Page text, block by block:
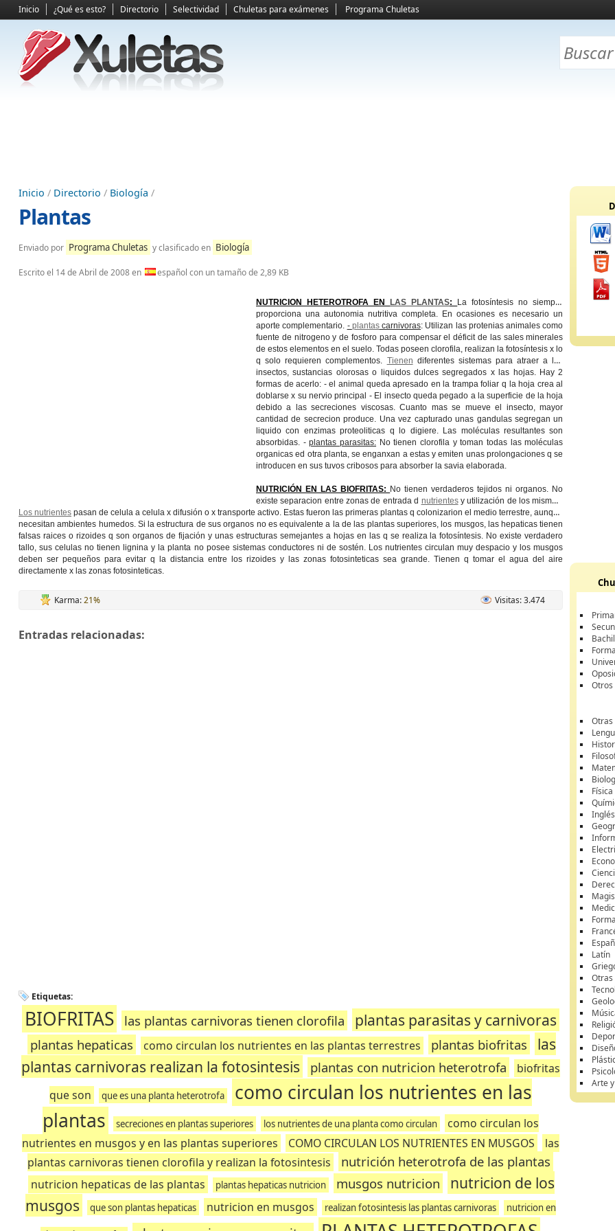
Inicio ¿Qué es esto? Directorio Selectividad Chuletas para exámenes Programa Chuletas
Inicio / Directorio / Biología /
Plantas
Enviado por Programa Chuletas y clasificado en Biología
Escrito el 14 de Abril de 2008en español con un tamaño de 2,89 KB
NUTRICION HETEROTROFA EN LAS PLANTAS:
La fotosíntesis no siempre
proporciona una autonomia nutritiva completa. En ocasiones es necesario un
aporte complementario. - plantascarnivoras: Utilizan las protenias animales como
fuente de nitrogeno y de fosforo para compensar el déficit de las sales minerales
de estos elementos en el suelo. Todas poseen clorofila, realizan la fotosíntesis x lo
q solo requieren complementos. Tienen diferentes sistemas para atraer a los
insectos, sustancias olorosas o liquidos dulces segregados x las hojas. Hay 2
formas de acerlo: - el animal queda apresado en la trampa foliar q la hoja crea al
doblarse x su nervio principal - El insecto queda pegado a la superficie de la hoja
debido a las secreciones viscosas. Cuanto mas se mueve el insecto, mayor
cantidad de secrecion produce. Una vez capturado unas gandulas segregan un
liquido con enzimas proteoliticas q lo digiere. Las moléculas resultantes son
absorbidas. -plantas parasitas: No tienen clorofila y toman todas las moléculas
organicas ed otra planta, se enganxan a estas y emiten unas prolongaciones q se
introducen en sus tuvos cribosos para absorber la savia elaborada.
NUTRICIÓN EN LAS BIOFRITAS: No tienen verdaderos tejidos ni organos. No
existe separacion entre zonas de entrada d nutrientesy utilización de los mismos.
Los nutrientes pasan de celula a celula x difusión o x transporte activo. Estas fueron las primeras plantas q colonizarion el medio terrestre, aunque
necesitan ambientes humedos. Si la estructura de sus organos no es equivalente a la de las plantas superiores, los musgos, las hepaticas tienen
falsas raices o rizoides q son organos de fijación y unas estructuras semejantes a hojas en las q se realiza la fotosíntesis. No existe verdadero
tallo, sus celulas no tienen lignina y la planta no posee sistemas conductores ni de sostén. Los nutrientes circulan muy despacio y los musgos
deben ser pequeños para evitar q la distancia entre los rizoides y las zonas fotosinteticas sea grande. Tienen q tomar el agua del aire
directamente x las zonas fotosinteticas.
Karma:21% Visitas: 3.474
Entradas relacionadas:
Etiquetas:
BIOFRITAS las plantas carnivoras tienen clorofila plantas parasitas y carnivoras
plantas hepaticas como circulan los nutrientes en las plantas terrestres plantas biofritas
las
plantas carnivoras realizan la fotosintesis
plantas con nutricion heterotrofa
biofritas
que son
que es una planta heterotrofa
como circulan los nutrientes en las
plantas
secreciones en plantas superiores los nutrientes de una planta como circulan
como circulan los
nutrientes en musgos y en las plantas superiores
COMO CIRCULAN LOS NUTRIENTES EN MUSGOS
las
plantas carnivoras tienen clorofila y realizan la fotosintesis
nutrición heterotrofa de las plantas
nutricion hepaticas de las plantas plantas hepaticas nutricion musgos nutricion
nutricion de los
musgos
que son plantas hepaticas nutricion en musgos realizan fotosintesis las plantas carnivoras nutricion en
Otros
Física
Inglés
Latín
Arte